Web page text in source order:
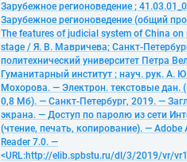
Зарубежное регионоведение ;
Зарубежное регионоведение (общий
The features of judicial system of China on
stage / Я. В. Мавричева; Санкт-
политехнический университет Петра
Гуманитарный институт ; науч. рук. А.
Мохорова. — Электрон. текстовые дан.
0,8 Мб). — Санкт-Петербург, 2019. —
экрана. — Доступ по паролю из сети
(чтение, печать, копирование). — Adobe
Reader 7.0. —
<URL:http://elib.spbstu.ru/dl/3/2019/vr/